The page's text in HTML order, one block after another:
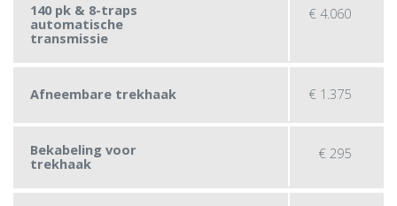
140 pk & 8-traps
automatische
transmissie
€4.060
Afneembare trekhaak € 1.375
Bekabeling voor
trekhaak
€295